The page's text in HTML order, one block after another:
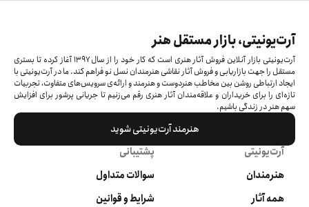
آرت‌یونیتی، بازار مستقل هنر
آرت‌یونیتی بازار آنلاین فروش آثار هنری است که کار خود را از سال ۱۳۹۷ آغاز کرده‌ تا بستری
مستقل را جهت بازاریابی و فروش آثار نقاشی هنرمندان نسل نو فراهم کند. ما در آرت‌یونیتی با
ایجاد ارتباطی روشن بین مخاطب هنردوست و هنرمند و ارائه‌ی سرویس‌های متفاوت، تجربیات
تازه‌ای را برای خریداران و علاقه‌مندان آثار هنری رقم می‌زنیم تا جریانی پرشور برای افزایش
سهم هنر در زندگی باشیم.
هنرمند آرت‌یونیتی شوید
آرت‌یونیتی
هنرمندان
همه آثار
پشتیبانی
سوالات متداول
شرایط و قوانین